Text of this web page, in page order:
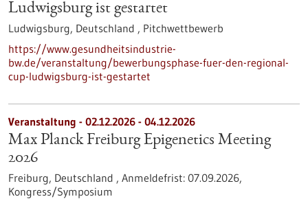
Ludwigsburg ist gestartet
Ludwigsburg, Deutschland , Pitchwettbewerb
https://www.gesundheitsindustrie-
bw.de/veranstaltung/bewerbungsphase-fuer-den-regional-
cup-ludwigsburg-ist-gestartet
Veranstaltung - 02.12.2026 - 04.12.2026
Max Planck Freiburg Epigenetics Meeting
2026
Freiburg, Deutschland , Anmeldefrist: 07.09.2026,
Kongress/Symposium